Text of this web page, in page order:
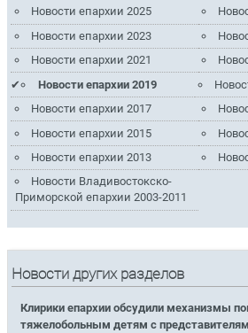
Новости епархии 2025
Новости епархии 2023
Новости епархии 2021
Новости епархии 2019
Новости епархии 2017
Новости епархии 2015
Новости епархии 2013
Новости Владивостокско-
Приморской епархии 2003-2011
Новости других разделов
Клирики епархии обсудили механизмы
тяжелобольным детям с